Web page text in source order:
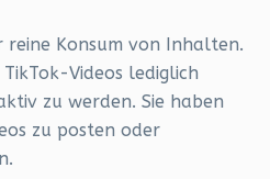
reine Konsum von Inhalten.
Videos lediglich
zu werden. Sie haben
zu posten oder